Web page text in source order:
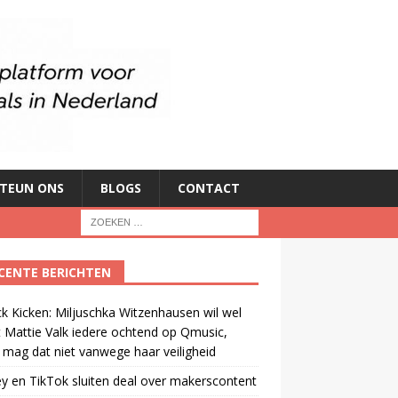
ONS BLOGS CONTACT
BERICHTEN
Kicken: Miljuschka Witzenhausen wil wel
Mattie Valk iedere ochtend op Qmusic,
dat niet vanwege haar veiligheid
en TikTok sluiten deal over makerscontent